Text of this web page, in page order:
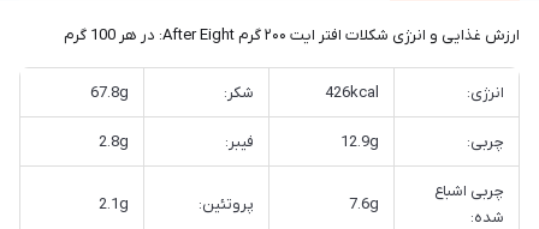
ارزش غذایی و انرژی شکلات افتر ایت ۲۰۰ گرم After Eight: در هر 100 گرم
انرژی: 426kcal شکر: 67.8g
چربی: 12.9g فیبر: 2.8g
چربی اشباع
شده:
7.6g پروتئین: 2.1g